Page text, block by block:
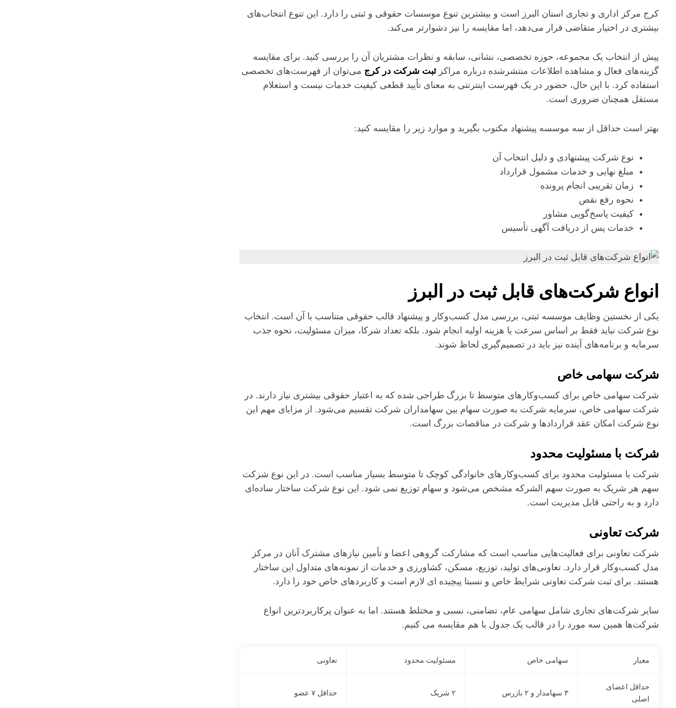
کرج مرکز اداری و تجاری استان البرز است و بیشترین تنوع موسسات حقوقی و ثبتی را دارد. این تنوع انتخاب‌های
بیشتری در اختیار متقاضی قرار می‌دهد، اما مقایسه را نیز دشوارتر می‌کند.
پیش از انتخاب یک مجموعه، حوزه تخصصی، نشانی، سابقه و نظرات مشتریان آن را بررسی کنید. برای مقایسه
گزینه‌های فعال و مشاهده اطلاعات منتشرشده درباره مراکزثبت شرکت در کرج می‌توان از فهرست‌های تخصصی
استفاده کرد. با این حال، حضور در یک فهرست اینترنتی به معنای تأیید قطعی کیفیت خدمات نیست و استعلام
مستقل همچنان ضروری است.
بهتر است حداقل از سه موسسه پیشنهاد مکتوب بگیرید و موارد زیر را مقایسه کنید:
نوع شرکت پیشنهادی و دلیل انتخاب آن
مبلغ نهایی و خدمات مشمول قرارداد
زمان تقریبی انجام پرونده
نحوه رفع نقص
کیفیت پاسخ‌گویی مشاور
خدمات پس از دریافت آگهی تأسیس
انواع شرکت‌های قابل ثبت در البرز
یکی از نخستین وظایف موسسه ثبتی، بررسی مدل کسب‌وکار و پیشنهاد قالب حقوقی متناسب با آن است. انتخاب
نوع شرکت نباید فقط بر اساس سرعت یا هزینه اولیه انجام شود. بلکه تعداد شرکا، میزان مسئولیت، نحوه جذب
سرمایه و برنامه‌های آینده نیز باید در تصمیم‌گیری لحاظ شوند.
شرکت سهامی خاص
شرکت سهامی خاص برای کسب‌وکارهای متوسط تا بزرگ طراحی شده که به اعتبار حقوقی بیشتری نیاز دارند. در
شرکت سهامی خاص، سرمایه شرکت به صورت سهام بین سهامداران شرکت تقسیم می‌شود. از مزایای مهم این
نوع شرکت امکان عقد قراردادها و شرکت در مناقصات بزرگ است.
شرکت با مسئولیت محدود
شرکت با مسئولیت محدود برای کسب‌وکارهای خانوادگی کوچک تا متوسط بسیار مناسب است. در این نوع شرکت
سهم هر شریک به صورت سهم الشرکه مشخص می‌شود و سهام توزیع نمی شود. این نوع شرکت ساختار ساده‌ای
دارد و به راحتی قابل مدیریت است.
شرکت تعاونی
شرکت تعاونی برای فعالیت‌هایی مناسب است که مشارکت گروهی اعضا و تأمین نیازهای مشترک آنان در مرکز
مدل کسب‌وکار قرار دارد. تعاونی‌های تولید، توزیع، مسکن، کشاورزی و خدمات از نمونه‌های متداول این ساختار
هستند. برای ثبت شرکت تعاونی شرایط خاص و نسبتا پیچیده ای لازم است و کاربردهای خاص خود را دارد.
سایر شرکت‌های تجاری شامل سهامی عام، تضامنی، نسبی و مختلط هستند. اما به عنوان پرکاربردترین انواع
شرکت‌ها همین سه مورد را در قالب یک جدول با هم مقایسه می کنیم.
معیار سهامی خاص مسئولیت محدود تعاونی
حداقل اعضای
اصلی
۳ سهامدار و ۲ بازرس ۲ شریک حداقل ۷ عضو